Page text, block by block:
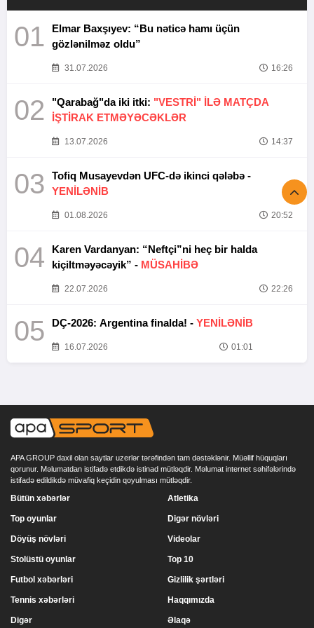
01
Elmar Baxşıyev: “Bu nəticə hamı üçün
gözlənilməz oldu”
31.07.2026 16:26
02 "Qarabağ"da iki itki: "VESTRİ" İLƏ MATÇDA
İŞTİRAK ETMƏYƏCƏKLƏR
13.07.2026 14:37
03
Tofiq Musayevdən UFC-də ikinci qələbə -
YENİLƏNİB
01.08.2026 20:52
04
Karen Vardanyan: “Neftçi”ni heç bir halda
kiçiltməyəcəyik” - MÜSAHİBƏ
22.07.2026 22:26
05 DÇ-2026: Argentina finalda! - YENİLƏNİB
16.07.2026 01:01
APA GROUP daxil olan saytlar uzerlər tərəfindən tam dəstəklənir. Müəllif hüquqları
qorunur. Məlumatdan istifadə etdikdə istinad mütləqdir. Məlumat internet səhifələrində
istifadə edildikdə müvafiq keçidin qoyulması mütləqdir.
Bütün xəbərlər
Top oyunlar
Döyüş növləri
Stolüstü oyunlar
Atletika
Digər növləri
Videolar
Top 10
Futbol xəbərləri
Tennis xəbərləri
Digər
Gizlilik şərtləri
Haqqımızda
Əlaqə